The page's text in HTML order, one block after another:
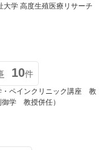
大学 高度生殖医療リサーチ
10件
ペインクリニック講座 教
御学 教授併任）